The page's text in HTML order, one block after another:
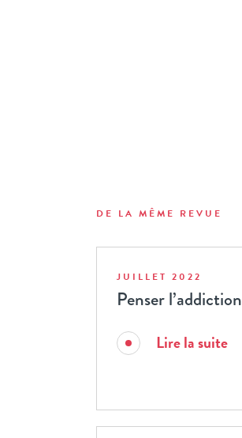
DE LA MÊME REVUE
JUILLET 2022
Penser l’addiction
Lire la suite